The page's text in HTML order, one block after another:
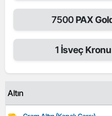
7500PAX
1 İsveç Kronu
Altın